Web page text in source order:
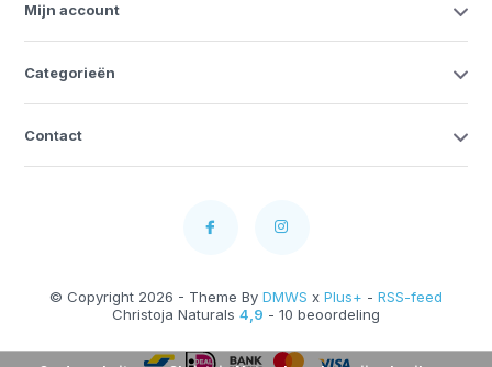
Mijn account
Categorieën
Contact
© Copyright 2026 - Theme By DMWS x Plus+ - RSS-feed
Christoja Naturals 4,9 - 10 beoordeling